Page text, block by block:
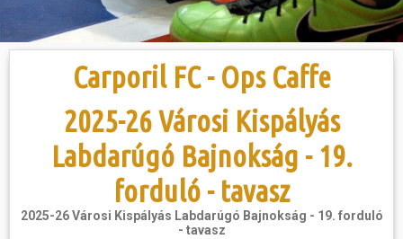
Hasznos
Carporil FC - Ops Caffe
2025-26 Városi Kispályás
Labdarúgó Bajnokság - 19.
forduló - tavasz
2025-26 Városi Kispályás Labdarúgó Bajnokság - 19. forduló
- tavasz